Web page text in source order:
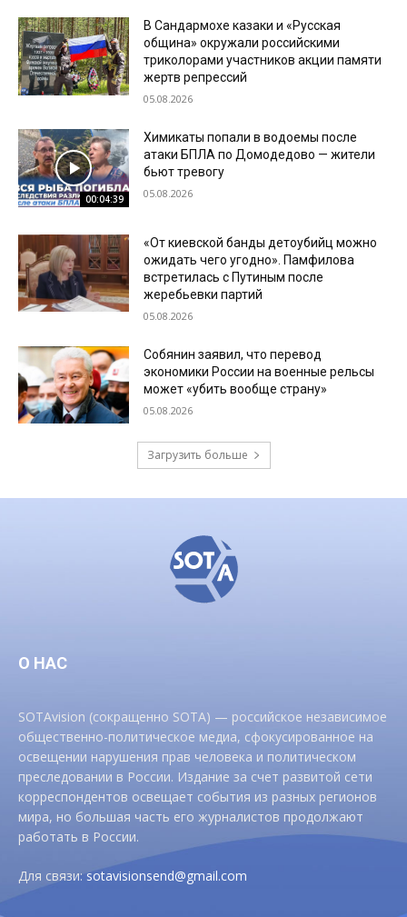
В Сандармохе казаки и «Русская
община» окружали российскими
триколорами участников акции памяти
жертв репрессий
05.08.2026
00:04:39
Химикаты попали в водоемы после
атаки БПЛА по Домодедово — жители
бьют тревогу
05.08.2026
«От киевской банды детоубийц можно
ожидать чего угодно». Памфилова
встретилась с Путиным после
жеребьевки партий
05.08.2026
Собянин заявил, что перевод
экономики России на военные рельсы
может «убить вообще страну»
05.08.2026
Загрузить больше
О НАС
SOTAvision (сокращенно SOTA) — российское независимое
общественно-политическое медиа, сфокусированное на
освещении нарушения прав человека и политическом
преследовании в России. Издание за счет развитой сети
корреспондентов освещает события из разных регионов
мира, но большая часть его журналистов продолжают
работать в России.
Для связи:sotavisionsend@gmail.com